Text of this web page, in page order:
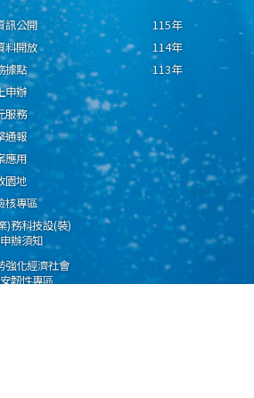
訊公開
料開放
據點
申辦
服務
通報
應用
園地
核專區
)務科技設(裝)
辦須知
強化經濟社會
韌性專區
115年
114年
113年